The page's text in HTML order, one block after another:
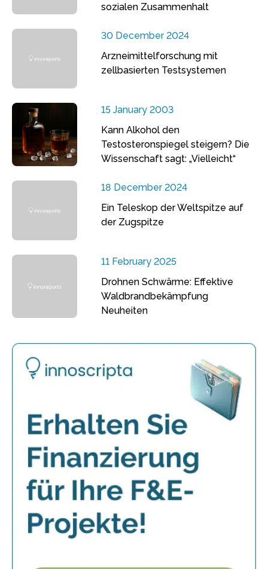
sozialen Zusammenhalt
30 December 2024
Arzneimittelforschung mit
zellbasierten Testsystemen
15 January 2003
Kann Alkohol den
Testosteronspiegel steigern? Die
Wissenschaft sagt: „Vielleicht“
18 December 2024
Ein Teleskop der Weltspitze auf
der Zugspitze
11 February 2025
Drohnen Schwärme: Effektive
Waldbrandbekämpfung
Neuheiten